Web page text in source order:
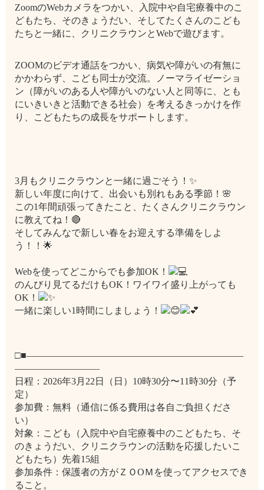
ZoomのWebカメラをつかい、入院中や自宅療養中のこ
どもたち、そのきょうだい、そしてたくさんのこども
たちと一緒に、クリニクラウンとWebで遊びます。
ZOOMのビデオ通話をつかい、病気や障がいの有無に
かかわらず、こども同士が交流。ノーマライゼーショ
ン（障がいのある人や障がいのない人と同等に、とも
にいきいきと活動できる社会）を考えるきっかけを作
り、こどもたちの成長をサポートします。
3月もクリニクラウンと一緒に過ごそう！✨
新しい年度に向けて、出会いも別れもある季節！🌸
この1年間頑張ってきたこと、たくさんクリニクラウン
に教えてね！🔴
そしてみんなで新しい春をお迎えする準備をしよ
う！！🌟
Webを使ってどこからでも参加OK！
のんびり見てるだけもOK！ワイワイ盛り上がっても
OK！
一緒に楽しい1時間にしましょう！
□■―――――――――――――――――――――――
―――――――――
日程：2026年3月22日（日）10時30分〜11時30分（予
定）
参加費：無料（通信に係る費用は各自ご負担くださ
い）
対象：こども（入院中や自宅療養中のこどもたち、そ
のきょうだい、クリニクラウンの活動を応援したいこ
どもたち）先着15組
参加条件：保護者の方がＺＯOＭを使ってアクセスでき
ること。